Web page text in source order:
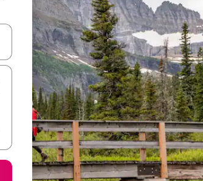
le haut et vers le bas pour les parcourir ou